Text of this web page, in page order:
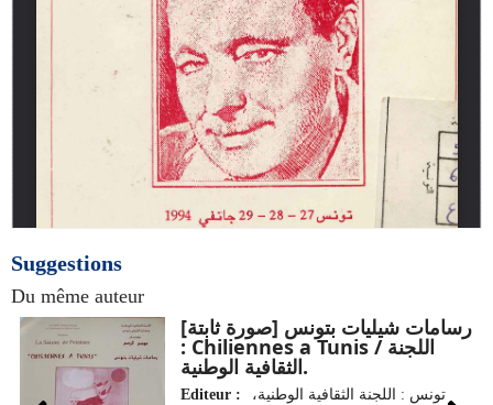
Suggestions
Du même auteur
رسامات شيليات بتونس [صورة ثابتة]
: Chiliennes a Tunis / اللجنة
الثقافية الوطنية.
Editeur :
تونس : اللجنة الثقافية الوطنية،